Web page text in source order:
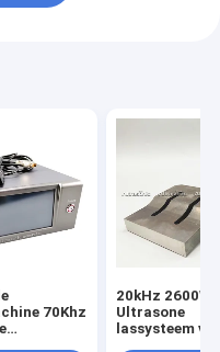
70Khz
20kHz 2600W
Ultrasone
lassysteem